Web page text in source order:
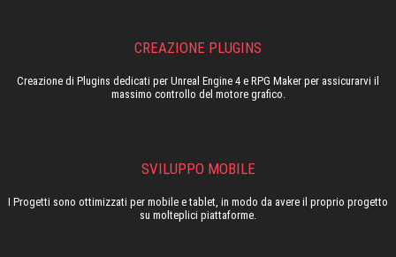
CREAZIONE PLUGINS
Creazione di Plugins dedicati per Unreal Engine 4 e RPG Maker per assicurarvi il
massimo controllo del motore grafico.
SVILUPPO MOBILE
I Progetti sono ottimizzati per mobile e tablet, in modo da avere il proprio progetto
su molteplici piattaforme.